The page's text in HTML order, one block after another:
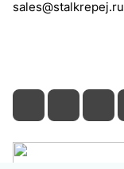
sales@stalkrepej.ru